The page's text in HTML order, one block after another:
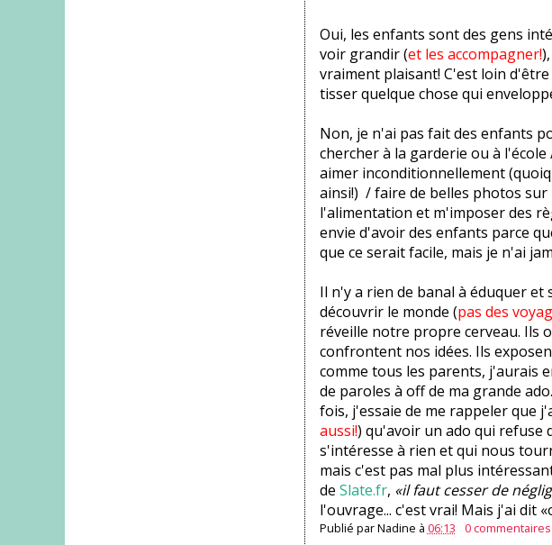
Oui, les enfants sont des gens
voir grandir (et les accompagner!
vraiment plaisant! C'est loin
tisser quelque chose qui
Non, je n'ai pas fait des enfants
chercher à la garderie ou à
aimer inconditionnellement
ainsi!) / faire de belles photos
l'alimentation et m'imposer des
envie d'avoir des enfants parce
que ce serait facile, mais je n'ai
Il n'y a rien de banal à éduquer
découvrir le monde (pas des
réveille notre propre cerveau. Ils
confrontent nos idées. Ils
comme tous les parents, j'aurais
de paroles à off de ma grande
fois, j'essaie de me rappeler que
aussi!) qu'avoir un ado qui refuse
s'intéresse à rien et qui nous
mais c'est pas mal plus
de Slate.fr, «il faut cesser de
l'ouvrage... c'est vrai! Mais j'ai dit
Publié parNadine à 06:13 0 commentaires